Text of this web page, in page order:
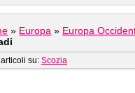
» Europa » Europa
su: Scozia